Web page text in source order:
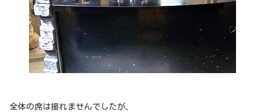
全体の席は撮れませんでしたが、